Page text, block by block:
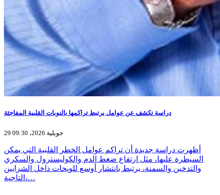
دراسة تكشف عن عوامل يرتبط تراكمها بالنوبات القلبية المفاجئة
29 جويلية 2026، 09:30
أظهرت دراسة جديدة أن تراكم عوامل الخطر القلبية التي يمكن
السيطرة عليها، مثل ارتفاع ضغط الدم والكوليسترول والسكري
والتدخين والسمنة، يرتبط بانتشار أوسع للويحات داخل الشرايين
التاجية،…